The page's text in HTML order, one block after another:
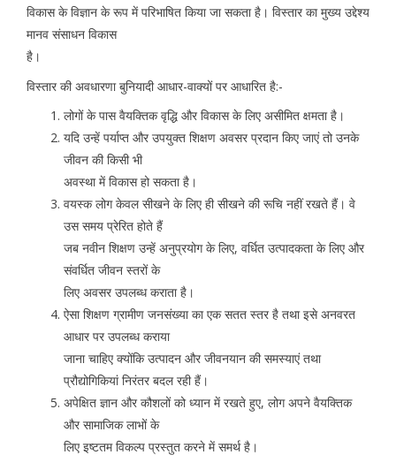
विकास के विज्ञान के रूप में परिभाषित किया जा सकता है। विस्तार का मुख्य उद्देश्य
मानव संसाधन विकास
है।
विस्तार की अवधारणा बुनियादी आधार-वाक्यों पर आधारित है:-
लोगों के पास वैयक्तिक वृद्धि और विकास के लिए असीमित क्षमता है।
यदि उन्हें पर्याप्त और उपयुक्त शिक्षण अवसर प्रदान किए जाएं तो उनके
जीवन की किसी भी
अवस्था में विकास हो सकता है।
वयस्क लोग केवल सीखने के लिए ही सीखने की रूचि नहीं रखते हैं। वे
उस समय प्रेरित होते हैं
जब नवीन शिक्षण उन्हें अनुप्रयोग के लिए, वर्धित उत्पादकता के लिए और
संवर्धित जीवन स्तरों के
लिए अवसर उपलब्ध कराता है।
ऐसा शिक्षण ग्रामीण जनसंख्या का एक सतत स्तर है तथा इसे अनवरत
आधार पर उपलब्ध कराया
जाना चाहिए क्योंकि उत्पादन और जीवनयान की समस्याएं तथा
प्रौद्योगिकियां निरंतर बदल रही हैं।
अपेक्षित ज्ञान और कौशलों को ध्यान में रखते हुए, लोग अपने वैयक्तिक
और सामाजिक लाभों के
लिए इष्टतम विकल्प प्रस्तुत करने में समर्थ है।